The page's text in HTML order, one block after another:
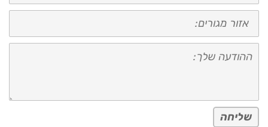
אזור
מגורים:
ההודעה
שלך:
שליחה